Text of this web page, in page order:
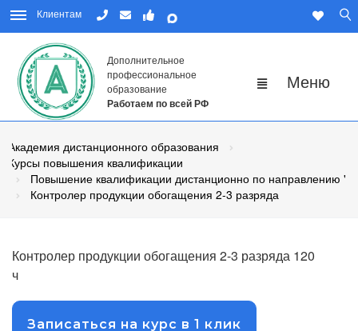
Клиентам
Дополнительное
профессиональное
образование
Работаем по всей РФ
Академия дистанционного образования
Курсы повышения квалификации
Повышение квалификации дистанционно по направлению
Контролер продукции обогащения 2-3 разряда
Контролер продукции обогащения 2-3 разряда 120
ч
Записаться на курс в 1 клик